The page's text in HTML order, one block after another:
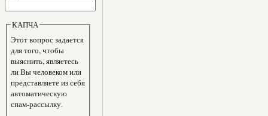
КАПЧА
Этот вопрос задается
для того, чтобы
выяснить, являетесь
ли Вы человеком или
представляете из себя
автоматическую
спам-рассылку.